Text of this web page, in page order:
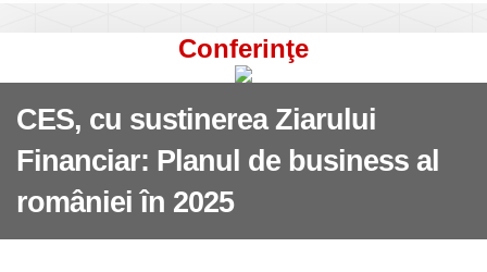
Conferinţe
CES, cu sustinerea Ziarului
Financiar: Planul de business al
româniei în 2025